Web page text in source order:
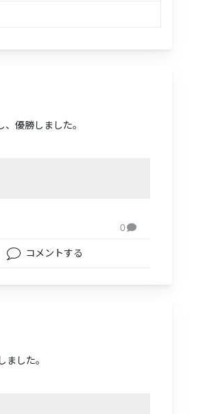
優勝しました。
0
コメントする
した。